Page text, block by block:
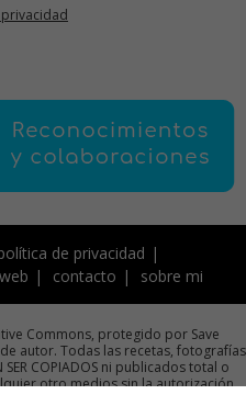
de privacidad
contacto sobre mi
Commons, protegido por Save
autor. Todas las recetas, fotografías
COPIADOS ni publicados total o
otro medios sin la autorización